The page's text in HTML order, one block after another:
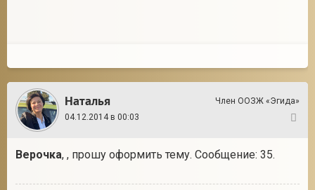
Наталья
Член ООЗЖ «Эгида»
04.12.2014 в 00:03
Верочка, , прошу оформить тему. Сообщение: 35.